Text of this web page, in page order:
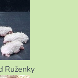
Ruženky